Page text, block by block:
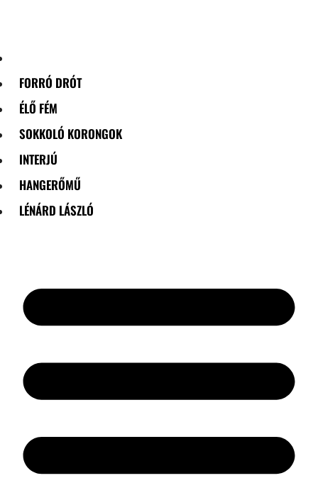
FORRÓ DRÓT
ÉLŐ FÉM
SOKKOLÓ KORONGOK
INTERJÚ
HANGERŐMŰ
LÉNÁRD LÁSZLÓ